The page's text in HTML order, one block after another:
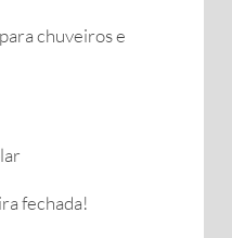
chuveiros e
fechada!